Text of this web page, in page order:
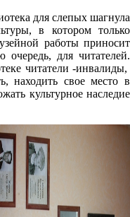
для слепых шагнула
в котором только
работы приносит
очередь, для читателей.
читатели -инвалиды,
находить свое место в
культурное наследие